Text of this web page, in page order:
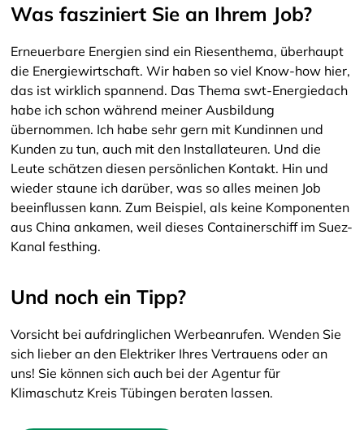
Was fasziniert Sie an Ihrem Job?
Erneuerbare Energien sind ein Riesenthema, überhaupt
die Energiewirtschaft. Wir haben so viel Know-how hier,
das ist wirklich spannend. Das Thema swt-Energiedach
habe ich schon während meiner Ausbildung
übernommen. Ich habe sehr gern mit Kundinnen und
Kunden zu tun, auch mit den Installateuren. Und die
Leute schätzen diesen persönlichen Kontakt. Hin und
wieder staune ich darüber, was so alles meinen Job
beeinflussen kann. Zum Beispiel, als keine Komponenten
aus China ankamen, weil dieses Containerschiff im Suez-
Kanal festhing.
Und noch ein Tipp?
Vorsicht bei aufdringlichen Werbeanrufen. Wenden Sie
sich lieber an den Elektriker Ihres Vertrauens oder an
uns! Sie können sich auch bei der Agentur für
Klimaschutz Kreis Tübingen beraten lassen.